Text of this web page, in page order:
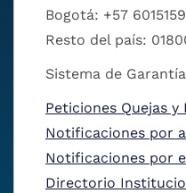
Bogotá: +57
Resto del país:
Sistema de
Peticiones Quejas y
Notificaciones por
Notificaciones por
Directorio